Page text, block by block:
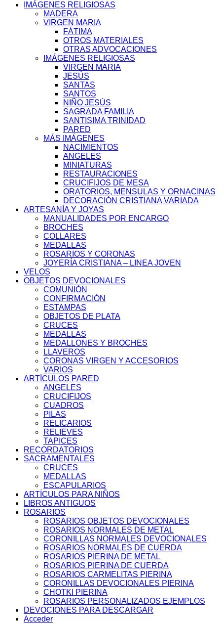
IMÁGENES RELIGIOSAS
MADERA
VIRGEN MARIA
FÁTIMA
OTROS MATERIALES
OTRAS ADVOCACIONES
IMÁGENES RELIGIOSAS
VIRGEN MARIA
JESÚS
SANTAS
SANTOS
NIÑO JESÚS
SAGRADA FAMILIA
SANTISIMA TRINIDAD
PARED
MÁS IMÁGENES
NACIMIENTOS
ANGELES
MINIATURAS
RESTAURACIONES
CRUCIFIJOS DE MESA
ORATORIOS, MENSULAS Y ORNACINAS
DECORACIÓN CRISTIANA VARIADA
ARTESANÍA Y JOYAS
MANUALIDADES POR ENCARGO
BROCHES
COLLARES
MEDALLAS
ROSARIOS Y CORONAS
JOYERÍA CRISTIANA – LINEA JOVEN
VELOS
OBJETOS DEVOCIONALES
COMUNIÓN
CONFIRMACIÓN
ESTAMPAS
OBJETOS DE PLATA
CRUCES
MEDALLAS
MEDALLONES Y BROCHES
LLAVEROS
CORONAS VIRGEN Y ACCESORIOS
VARIOS
ARTÍCULOS PARED
ANGELES
CRUCIFIJOS
CUADROS
PILAS
RELICARIOS
RELIEVES
TAPICES
RECORDATORIOS
SACRAMENTALES
CRUCES
MEDALLAS
ESCAPULARIOS
ARTÍCULOS PARA NIÑOS
LIBROS ANTIGUOS
ROSARIOS
ROSARIOS OBJETOS DEVOCIONALES
ROSARIOS NORMALES DE METAL
CORONILLAS NORMALES DEVOCIONALES
ROSARIOS NORMALES DE CUERDA
ROSARIOS PIERINA DE METAL
ROSARIOS PIERINA DE CUERDA
ROSARIOS CARMELITAS PIERINA
CORONILLAS DEVOCIONALES PIERINA
CHOTKI PIERINA
ROSARIOS PERSONALIZADOS EJEMPLOS
DEVOCIONES PARA DESCARGAR
Acceder